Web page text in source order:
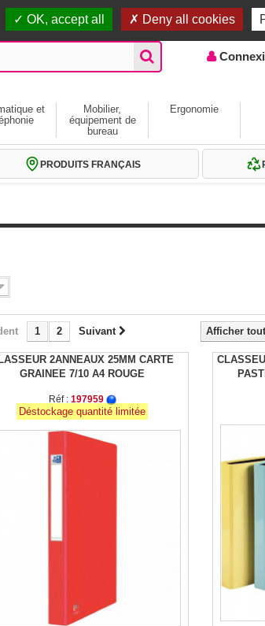
Accueil
et
Mobilier,
équipement de
bureau
Ergonomie
PRODUITS FRANÇAIS
Afficher tout
1 2 Suivant
2ANNEAUX 25MM CARTE
GRAINEE 7/10 A4 ROUGE
Réf : 197959
Déstockage quantité limitée
OK, accept all Deny all cookies